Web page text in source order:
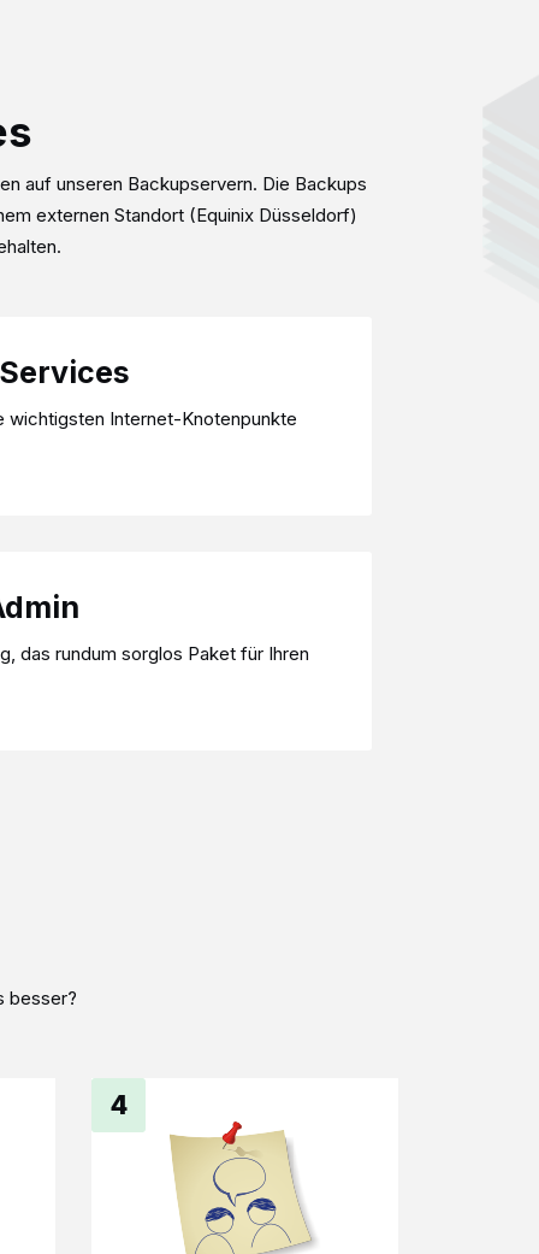
Edition - 30 Domains
Kontakt
auf unseren Backupservern. Die Backups
externen Standort (Equinix Düsseldorf)
wichtigsten Internet-Knotenpunkte
das rundum sorglos Paket für Ihren
besser?
4